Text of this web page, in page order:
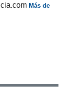
Más de